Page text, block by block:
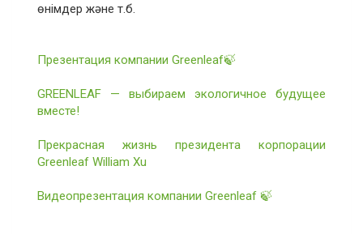
өнімдер және т.б.
Презентация компании Greenleaf🍃
GREENLEAF — выбираем экологичное будущее
вместе!
Прекрасная жизнь президента корпорации
Greenleaf William Xu
Видеопрезентация компании Greenleaf 🍃